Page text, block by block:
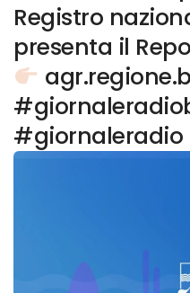
Registro
presenta il
#giornaleradio